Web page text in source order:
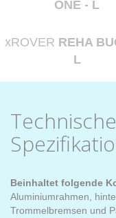
ONE - L
xROVER REHA
L
Technische
Beinhaltet folgende
Aluminiumrahmen,
Trommelbremsen und